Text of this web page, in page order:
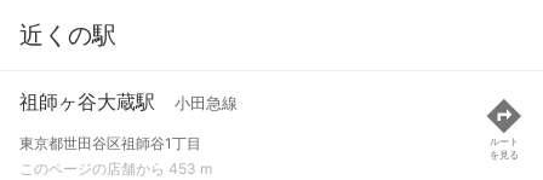
近くの駅
祖師ヶ谷大蔵駅 小田急線
東京都世田谷区祖師谷1丁目
このページの店舗から 453 m
ルート
を見る